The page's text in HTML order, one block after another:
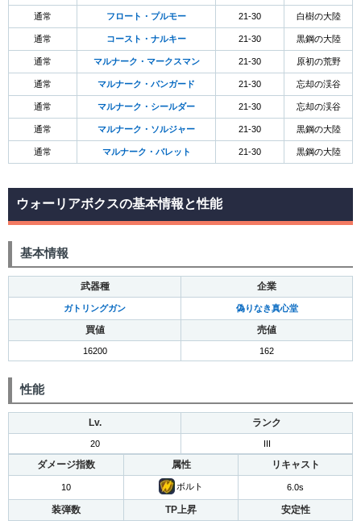
通常 フロート・プルモー 21-30 白樹の大陸
通常 コースト・ナルキー 21-30 黒鋼の大陸
通常 マルナーク・マークスマン 21-30 原初の荒野
通常 マルナーク・バンガード 21-30 忘却の渓谷
通常 マルナーク・シールダー 21-30 忘却の渓谷
通常 マルナーク・ソルジャー 21-30 黒鋼の大陸
通常 マルナーク・バレット 21-30 黒鋼の大陸
ウォーリアボクスの基本情報と性能
基本情報
武器種 企業
ガトリングガン 偽りなき真心堂
買値 売値
16200 162
性能
Lv. ランク
20
ダメージ指数 属性 リキャスト
10 ボルト 6.0s
装弾数 TP上昇 安定性